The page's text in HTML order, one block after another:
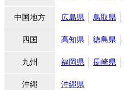
中国地方 広島県 鳥取県
四国 高知県 徳島県
九州 福岡県 長崎県
沖縄 沖縄県